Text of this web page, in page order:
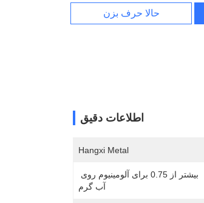
حالا حرف بزن
اطلاعات دقیق
Hangxi Metal
آب گرم